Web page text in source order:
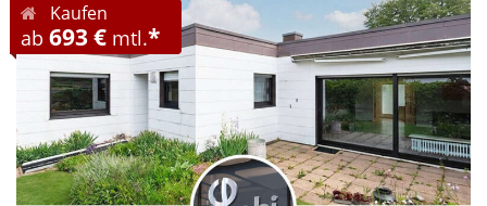
Kaufen
ab 693 € mtl.*